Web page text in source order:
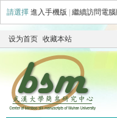
請選擇 進入手機版 繼續訪問電腦
设为首页 收藏本站